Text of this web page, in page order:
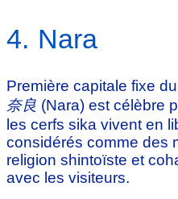
4. Nara
Première capitale fixe
奈良 (Nara) est célèbre
les cerfs sika vivent en
considérés comme des
religion shintoïste et
avec les visiteurs.